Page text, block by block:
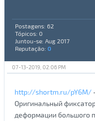
Postagens: 62
Tópicos: 0
Juntou-se: Aug 2017
Reputação: 0
07-13-2019, 02:06 PM
http://shortm.ru/pY6M/-
Оригинальный
деформации большого